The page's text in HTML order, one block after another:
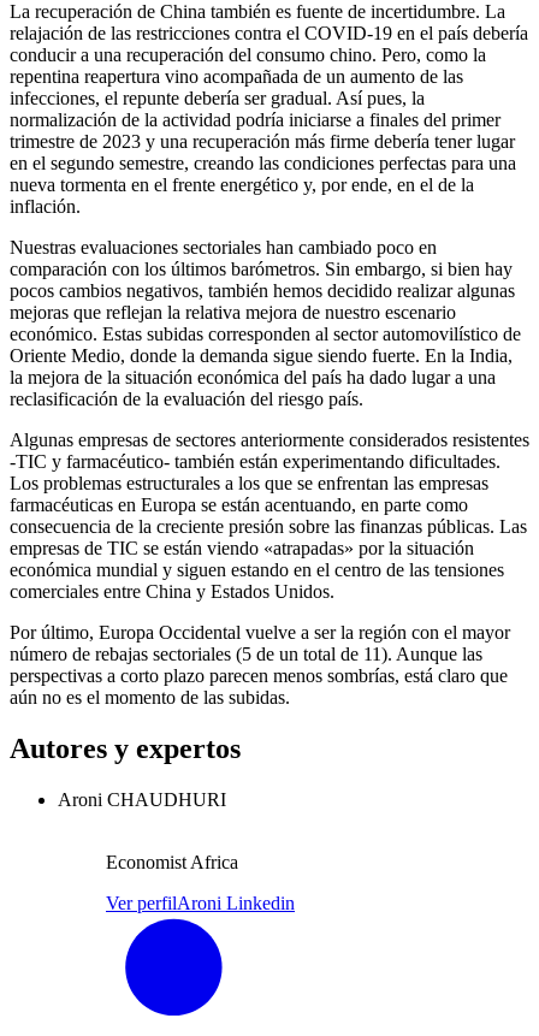
La recuperación de China también es fuente de incertidumbre. La
relajación de las restricciones contra el COVID-19 en el país debería
conducir a una recuperación del consumo chino. Pero, como la
repentina reapertura vino acompañada de un aumento de las
infecciones, el repunte debería ser gradual. Así pues, la
normalización de la actividad podría iniciarse a finales del primer
trimestre de 2023 y una recuperación más firme debería tener lugar
en el segundo semestre, creando las condiciones perfectas para una
nueva tormenta en el frente energético y, por ende, en el de la
inflación.
Nuestras evaluaciones sectoriales han cambiado poco en
comparación con los últimos barómetros. Sin embargo, si bien hay
pocos cambios negativos, también hemos decidido realizar algunas
mejoras que reflejan la relativa mejora de nuestro escenario
económico. Estas subidas corresponden al sector automovilístico de
Oriente Medio, donde la demanda sigue siendo fuerte. En la India,
la mejora de la situación económica del país ha dado lugar a una
reclasificación de la evaluación del riesgo país.
Algunas empresas de sectores anteriormente considerados resistentes
-TIC y farmacéutico- también están experimentando dificultades.
Los problemas estructurales a los que se enfrentan las empresas
farmacéuticas en Europa se están acentuando, en parte como
consecuencia de la creciente presión sobre las finanzas públicas. Las
empresas de TIC se están viendo «atrapadas» por la situación
económica mundial y siguen estando en el centro de las tensiones
comerciales entre China y Estados Unidos.
Por último, Europa Occidental vuelve a ser la región con el mayor
número de rebajas sectoriales (5 de un total de 11). Aunque las
perspectivas a corto plazo parecen menos sombrías, está claro que
aún no es el momento de las subidas.
Autores y expertos
Aroni CHAUDHURI
Economist Africa
Ver perfilAroni Linkedin